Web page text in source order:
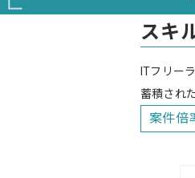
スキ
ITフリー
蓄積され
案件倍